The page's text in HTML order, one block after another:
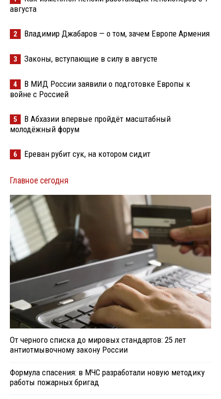
августа
2 Владимир Джабаров — о том, зачем Европе Армения
3 Законы, вступающие в силу в августе
4
В МИД России заявили о подготовке Европы к
войне с Россией
5
В Абхазии впервые пройдёт масштабный
молодёжный форум
6 Ереван рубит сук, на котором сидит
Главное сегодня
От черного списка до мировых стандартов: 25 лет
антиотмывочному закону России
Формула спасения: в МЧС разработали новую методику
работы пожарных бригад